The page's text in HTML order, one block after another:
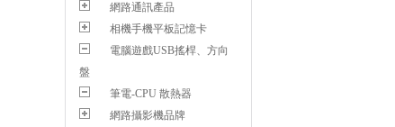
網路通訊產品
相機手機平板記憶卡
電腦遊戲USB搖桿、方向
盤
筆電-CPU 散熱器
網路攝影機品牌